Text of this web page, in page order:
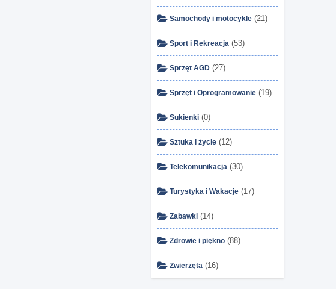
Samochody i motocykle (21)
Sport i Rekreacja (53)
Sprzęt AGD (27)
Sprzęt i Oprogramowanie (19)
Sukienki (0)
Sztuka i życie (12)
Telekomunikacja (30)
Turystyka i Wakacje (17)
Zabawki (14)
Zdrowie i piękno (88)
Zwierzęta (16)